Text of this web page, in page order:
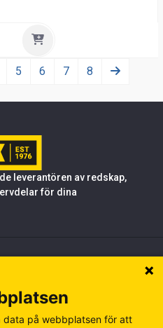
5 6 7 8
leverantören av redskap,
för dina
data på webbplatsen för att